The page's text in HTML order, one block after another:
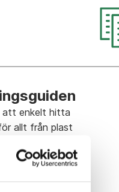
att enkelt hitta
allt från plast